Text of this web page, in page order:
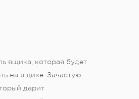
ящика, которая будет
на ящике. Зачастую
дарит